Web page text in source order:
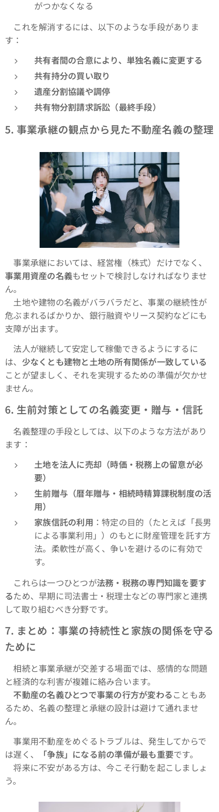
がつかなくなる
これを解消するには、以下のような手段がありま
す：
共有者間の合意により、単独名義に変更する
共有持分の買い取り
遺産分割協議や調停
共有物分割請求訴訟（最終手段）
5. 事業承継の観点から見た不動産名義の整理
事業承継においては、経営権（株式）だけでなく、
事業用資産の名義もセットで検討しなければなりませ
ん。
土地や建物の名義がバラバラだと、事業の継続性が
危ぶまれるばかりか、銀行融資やリース契約などにも
支障が出ます。
法人が継続して安定して稼働できるようにするに
は、 少なくとも建物と土地の所有関係が一致している
ことが望ましく、それを実現するための準備が欠かせ
ません。
6. 生前対策としての名義変更・贈与・信託
名義整理の手段としては、以下のような方法があり
ます：
土地を法人に売却（時価・税務上の留意が必
要）
生前贈与（暦年贈与・相続時精算課税制度の活
用）
家族信託の利用 ：特定の目的（たとえば「長男
による事業利用」）のもとに財産管理を託す方
法。柔軟性が高く、争いを避けるのに有効で
す。
これらは一つひとつが法務・税務の専門知識を要す
るため、早期に司法書士・税理士などの専門家と連携
して取り組むべき分野です。
7. まとめ：事業の持続性と家族の関係を守る
ために
相続と事業承継が交差する場面では、感情的な問題
と経済的な利害が複雑に絡み合います。
不動産の名義ひとつで事業の行方が変わる こともあ
るため、名義の整理と承継の設計は避けて通れませ
ん。
事業用不動産をめぐるトラブルは、発生してからで
は遅く、
「争族」になる前の準備が最も重要です。
将来に不安がある方は、今こそ行動を起こしましょ
う。